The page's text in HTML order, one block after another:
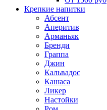
Крепкие напитки
Абсент
Аперитив
Арманьяк
Бренди
Граппа
Джин
Кальвадос
Кашаса
Ликер
Настойки